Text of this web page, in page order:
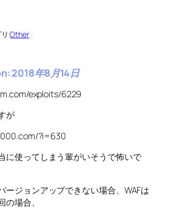
:Other
2018年8月14日
exploits/6229
が
?i=630
に使ってしまう輩がいそうで怖いで
ージョンアップできない場合、WAFは
場合、